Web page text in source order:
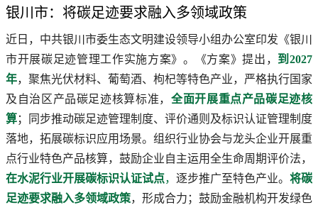
银川市：将碳足迹要求融入多领域政策
近日，中共银川市委生态文明建设领导小组办公室印发《银川
市开展碳足迹管理工作实施方案》。《方案》提出， 到2027
年，聚焦光伏材料、葡萄酒、枸杞等特色产业，严格执行国家
及自治区产品碳足迹核算标准， 全面开展重点产品碳足迹核
算；同步推动碳足迹管理制度、评价通则及标识认证管理制度
落地，拓展碳标识应用场景。组织行业协会与龙头企业开展重
点行业特色产品核算，鼓励企业自主运用全生命周期评价法，
在水泥行业开展碳标识认证试点， 逐步推广至特色产业。 将碳
足迹要求融入多领域政策，形成合力；鼓励金融机构开发绿色